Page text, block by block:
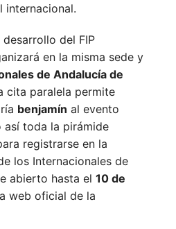
internacional.
del FIP
en la misma sede y
de Andalucía de
cita paralela permite
benjamín al evento
toda la pirámide
registrarse en la
los Internacionales de
abierto hasta el 10 de
web oficial de la